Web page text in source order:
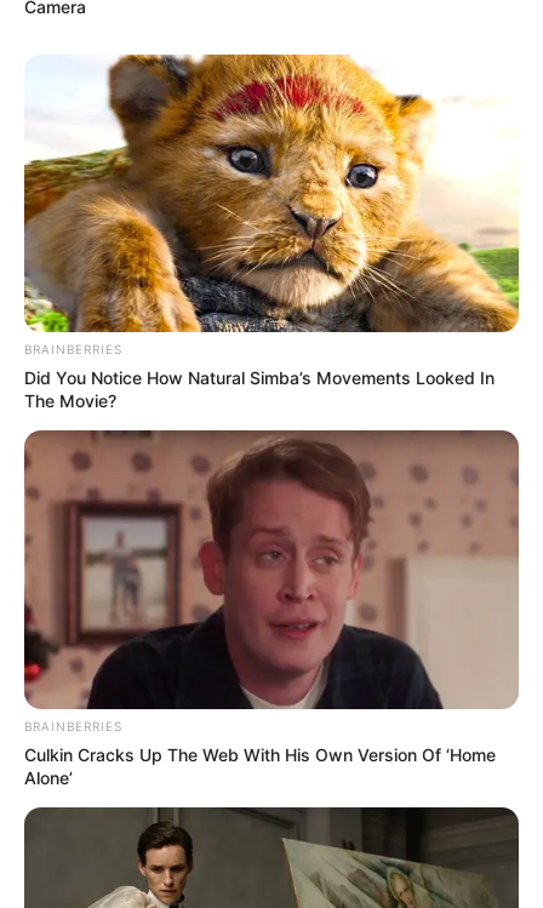
(foto: instagram/_seorina)
2. Sedang berpikir kira-kira proyek selanjutnya akan jadi apa
(foto: instagram/_seorina)
3. Saat masih bisa liburan di Louvre, Paris
Camera
BRAINBERRIES
Did You Notice How Natural Simba’s Movements Looked In
The Movie?
BRAINBERRIES
Culkin Cracks Up The Web With His Own Version Of ‘Home
Alone’